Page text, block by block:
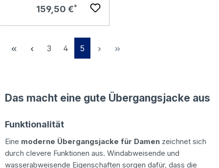
Regulärer Preis:
159,50 €
Seite
3 Seite
4 Seite
5
Das macht eine gute Übergangsjacke aus
Funktionalität
Eine moderne Übergangsjacke für Damen zeichnet sich
durch clevere Funktionen aus. Windabweisende und
wasserabweisende Eigenschaften sorgen dafür, dass die